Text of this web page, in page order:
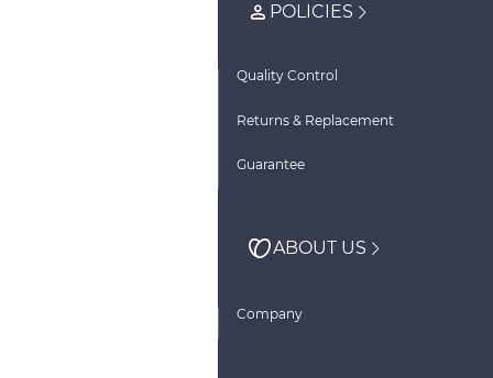
POLICIES
Quality Control
Returns & Replacement
Guarantee
ABOUT US
Company